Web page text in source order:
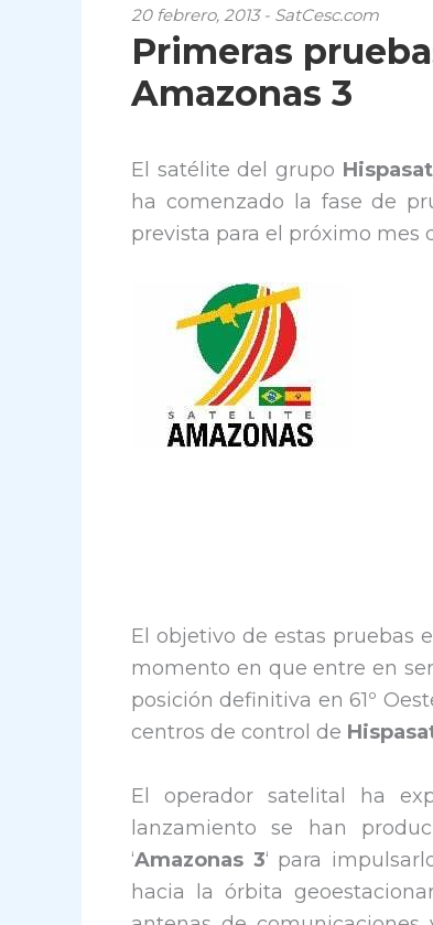
20 febrero, 2013 - SatCesc.com
Primeras
Amazonas 3
El satélite del grupo Hispasat
ha comenzado la fase de
prevista para el próximo mes
El objetivo de estas pruebas
momento en que entre en
posición definitiva en 61º
centros de control de
El operador satelital ha
lanzamiento se han
‘Amazonas 3‘ para
hacia la órbita